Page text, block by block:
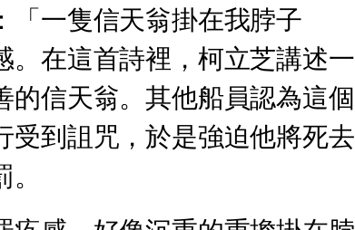
「一隻信天翁掛在我脖子
。在這首詩裡，柯立芝講述一
信天翁。其他船員認為這個
受到詛咒，於是強迫他將死去